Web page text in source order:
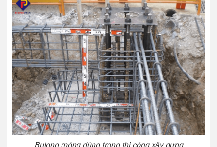
Bulong móng dùng trong thi công xây dựng